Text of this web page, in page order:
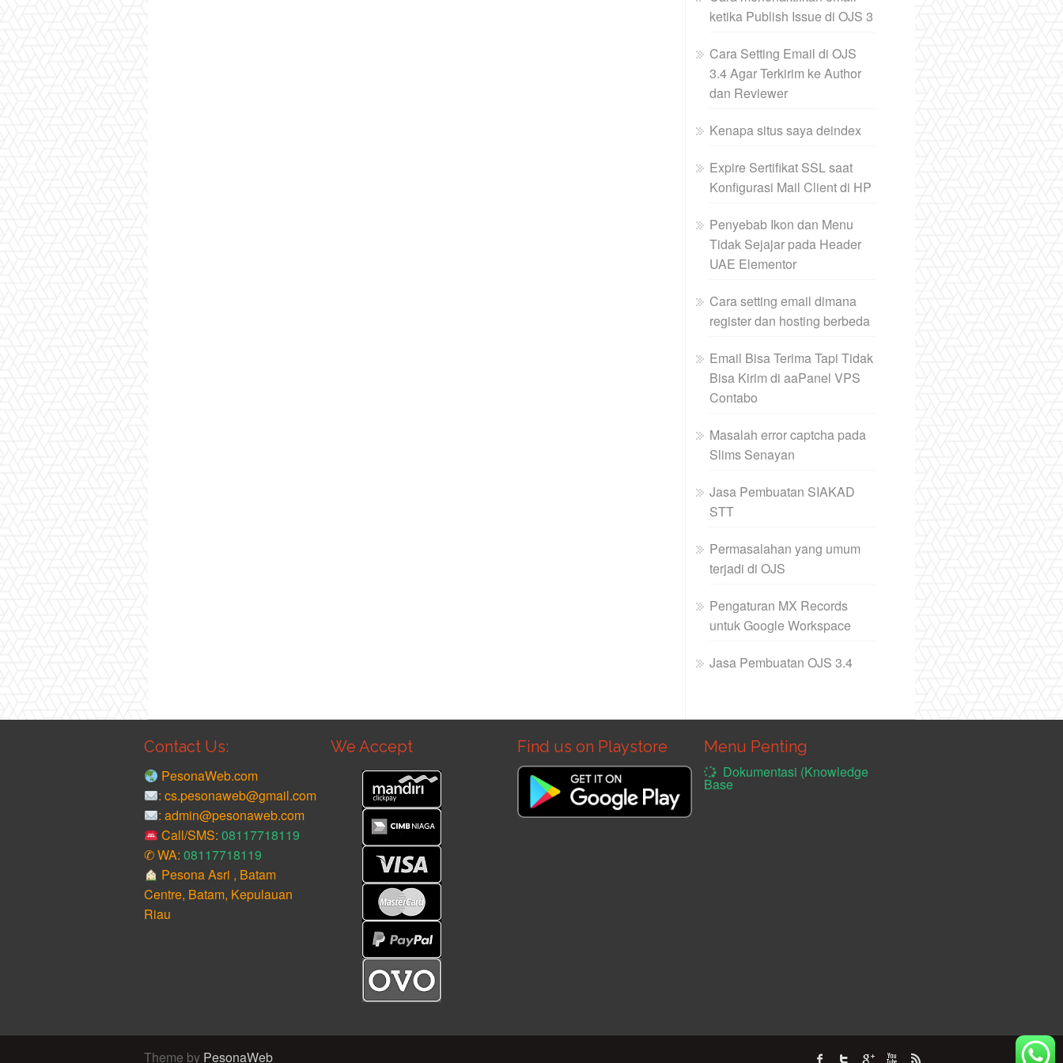
ketika Publish Issue di OJS 3
Cara Setting Email di OJS
3.4 Agar Terkirim ke Author
dan Reviewer
Kenapa situs saya deindex
Expire Sertifikat SSL saat
Konfigurasi Mail Client di HP
Penyebab Ikon dan Menu
Tidak Sejajar pada Header
UAE Elementor
Cara setting email dimana
register dan hosting berbeda
Email Bisa Terima Tapi Tidak
Bisa Kirim di aaPanel VPS
Contabo
Masalah error captcha pada
Slims Senayan
Jasa Pembuatan SIAKAD
STT
Permasalahan yang umum
terjadi di OJS
Pengaturan MX Records
untuk Google Workspace
Jasa Pembuatan OJS 3.4
Contact Us:
PesonaWeb.com
: cs.pesonaweb@gmail.com
: admin@pesonaweb.com
Call/SMS:08117718119
✆ WA: 08117718119
Pesona Asri , Batam
Centre, Batam, Kepulauan
Riau
We Accept Find us on Playstore Menu Penting
Dokumentasi (Knowledge
Base
Theme by PesonaWeb